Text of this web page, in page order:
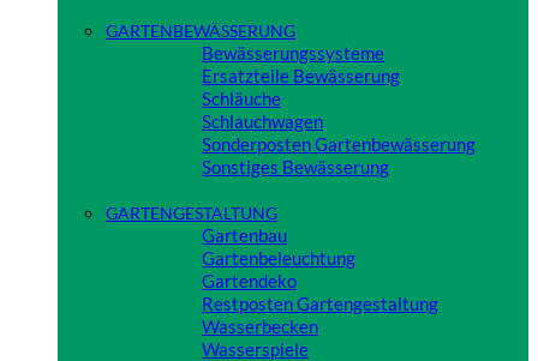
GARTENBEWÄSSERUNG
Bewässerungssysteme
Ersatzteile Bewässerung
Schläuche
Schlauchwagen
Sonderposten Gartenbewässerung
Sonstiges Bewässerung
GARTENGESTALTUNG
Gartenbau
Gartenbeleuchtung
Gartendeko
Restposten Gartengestaltung
Wasserbecken
Wasserspiele